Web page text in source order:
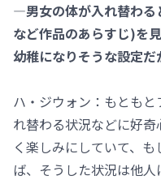
―男女の体が入れ替わる
など作品のあらすじ)を
幼稚になりそうな設定だ
ハ・ジウォン：もとも
れ替わる状況などに好
く楽しみにしていて、
ば、そうした状況は他人